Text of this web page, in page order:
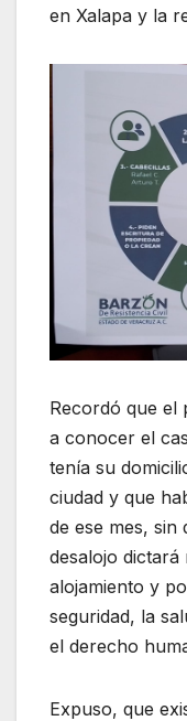
en Xalapa y la
Recordó que el
a conocer el
tenía su
ciudad y que
de ese mes, sin
desalojo dictará
alojamiento y
seguridad, la
el derecho
Expuso, que